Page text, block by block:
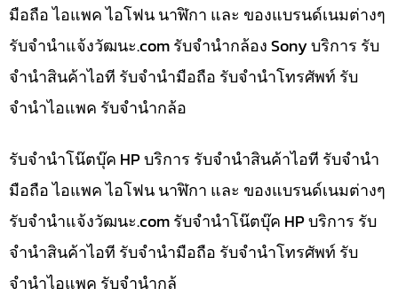
มือถือ ไอแพค ไอโฟน นาฬิกา และ ของแบรนด์เนมต่างๆ
รับจํานําแจ้งวัฒนะ.com รับจำนำกล้อง Sony บริการ รับ
จำนำสินค้าไอที รับจำนำมือถือ รับจำนำโทรศัพท์ รับ
จำนำไอแพค รับจำนำกล้อ
รับจำนำโน๊ตบุ๊ค HP บริการ รับจำนำสินค้าไอที รับจำนำ
มือถือ ไอแพค ไอโฟน นาฬิกา และ ของแบรนด์เนมต่างๆ
รับจํานําแจ้งวัฒนะ.com รับจำนำโน๊ตบุ๊ค HP บริการ รับ
จำนำสินค้าไอที รับจำนำมือถือ รับจำนำโทรศัพท์ รับ
จำนำไอแพค รับจำนำกล้